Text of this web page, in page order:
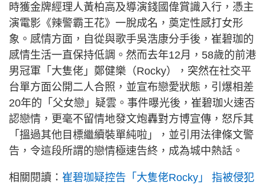
時獲金牌經理人黃柏高及導演錢國偉賞識入行，憑主
演電影《辣警霸王花》一脫成名，奠定性感打女形
象。感情方面，自從與歌手吳浩康分手後，崔碧珈的
感情生活一直保持低調。然而去年12月，58歲的前港
男冠軍「大隻佬」鄭健樂（Rocky），突然在社交平
台單方面公開二人合照，並宣布戀愛狀態，引爆相差
20年的「父女戀」疑雲。事件曝光後，崔碧珈火速否
認戀情，更毫不留情地發文炮轟對方博宣傳，怒斥其
「搵過其他目標繼續裝單純啦」，並引用法律條文警
告，令這段所謂的戀情極速告終，成為城中熱話。
相關閱讀： 崔碧珈疑控告「大隻佬Rocky」 指被侵犯